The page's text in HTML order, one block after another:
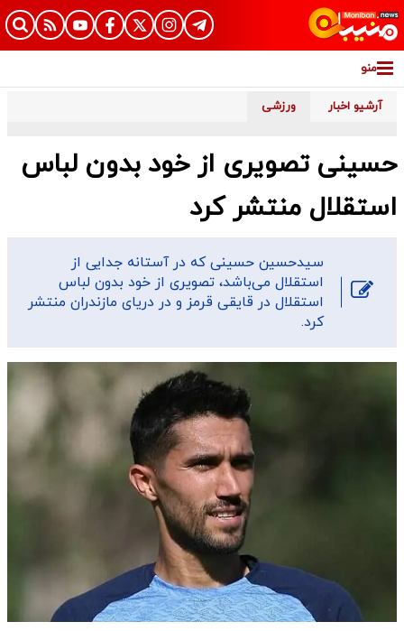
منو
آرشیو اخبار ورزشی
حسینی تصویری از خود بدون لباس
استقلال منتشر کرد
سیدحسین حسینی که در آستانه جدایی از
استقلال می‌باشد، تصویری از خود بدون لباس
استقلال در قایقی قرمز و در دریای مازندران منتشر
کرد.